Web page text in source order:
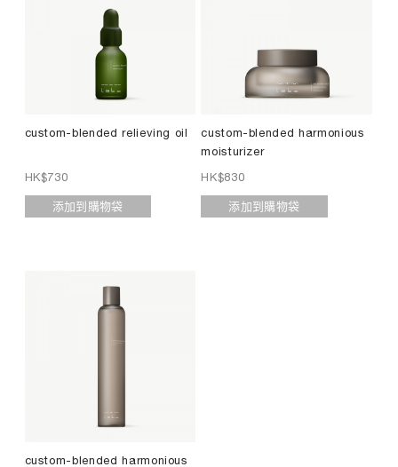
custom-blended relieving oil
HK$730
添加到購物袋
custom-blended harmonious
moisturizer
HK$830
添加到購物袋
custom-blended harmonious